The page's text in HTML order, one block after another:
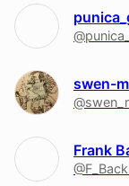
swen-
Frank